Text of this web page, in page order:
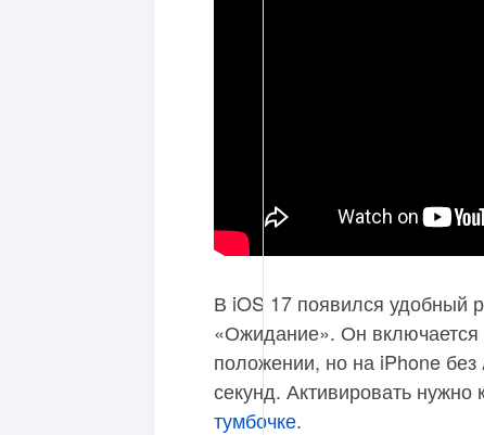
В iOS 17 появился удобный
«Ожидание». Он включается
положении, но на iPhone без
секунд. Активировать нужно
тумбочке.